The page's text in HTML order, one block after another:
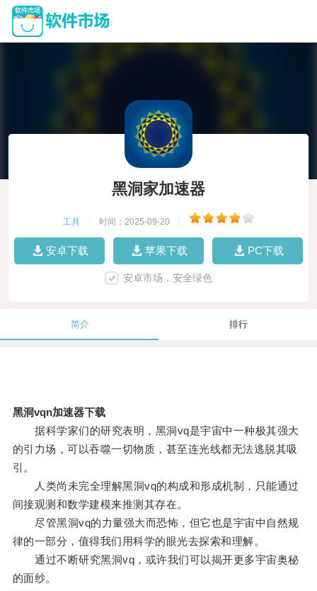
黑洞家加速器
工具 时间：2025-09-20
安卓下载 苹果下载 PC下载
安卓市场，安全绿色
简介 排行
黑洞vqn加速器下载
据科学家们的研究表明，黑洞vq是宇宙中一种极其强大
的引力场，可以吞噬一切物质，甚至连光线都无法逃脱其吸
引。
人类尚未完全理解黑洞vq的构成和形成机制，只能通过
间接观测和数学建模来推测其存在。
尽管黑洞vq的力量强大而恐怖，但它也是宇宙中自然规
律的一部分，值得我们用科学的眼光去探索和理解。
通过不断研究黑洞vq，或许我们可以揭开更多宇宙奥秘
的面纱。